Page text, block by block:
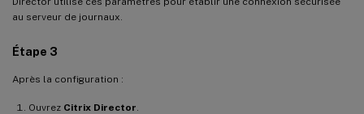
au serveur de journaux.
Étape 3
Après la configuration :
Ouvrez Citrix Director